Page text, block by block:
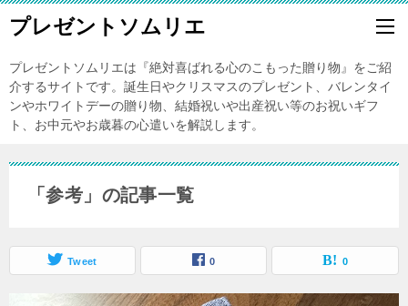
プレゼントソムリエ
プレゼントソムリエは『絶対喜ばれる心のこもった贈り物』をご紹
介するサイトです。誕生日やクリスマスのプレゼント、バレンタイ
ンやホワイトデーの贈り物、結婚祝いや出産祝い等のお祝いギフ
ト、お中元やお歳暮の心遣いを解説します。
「参考」の記事一覧
Tweet 0 0